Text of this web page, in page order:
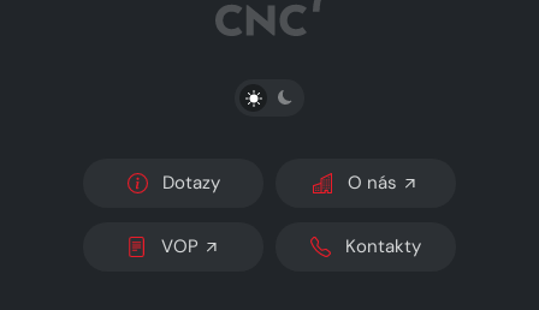
PŘEPNOUT SVĚTLÝ/TMAVÝ REŽIM
Dotazy O nás
VOP Kontakty